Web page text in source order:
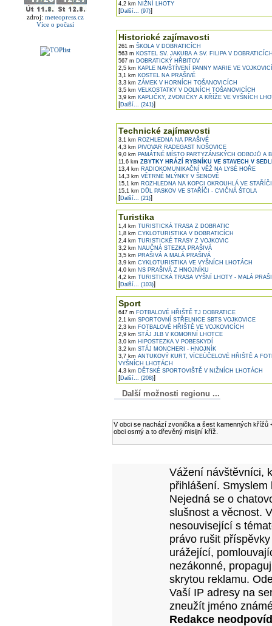
zdroj: meteopress.cz
Více o počasí
4,2 km NIŽNÍ LHOTY
[Další... (97)]
Historické zajímavosti
261 m ŠKOLA V DOBRATICÍCH
563 m KOSTEL SV. JAKUBA A SV. FILIPA V
567 m DOBRATICKÝ HŘBITOV
2,5 km KAPLE NAVŠTÍVENÍ PANNY MARIE VE
3,1 km KOSTEL NA PRAŠIVÉ
3,3 km ZÁMEK V HORNÍCH TOŠANOVICÍCH
3,5 km VELKOSTATKY V DOLNÍCH TOŠANOVICÍCH
3,9 km KAPLIČKY, ZVONIČKY A KŘÍŽE VE VYŠNÍCH
[Další... (241)]
Technické zajímavosti
3,1 km ROZHLEDNA NA PRAŠIVÉ
4,3 km PIVOVAR RADEGAST NOŠOVICE
9,0 km PAMÁTNÉ MÍSTO PARTYZÁNSKÝCH ODBOJŮ A
11,6 km ZBYTKY HRÁZÍ RYBNÍKU VE STAVECH V
13,4 km RADIOKOMUNIKAČNÍ VĚŽ NA LYSÉ HOŘE
14,3 km VĚTRNÉ MLÝNKY V ŠENOVĚ
15,1 km ROZHLEDNA NA KOPCI OKROUHLÁ VE STAŘÍČI
15,1 km DŮL PASKOV VE STAŘÍČI - CVIČNÁ ŠTOLA
[Další... (21)]
Turistika
1,4 km TURISTICKÁ TRASA Z DOBRATIC
1,8 km CYKLOTURISTIKA V DOBRATICÍCH
2,4 km TURISTICKÉ TRASY Z VOJKOVIC
3,2 km NAUČNÁ STEZKA PRAŠIVÁ
3,5 km PRAŠIVÁ A MALÁ PRAŠIVÁ
3,9 km CYKLOTURISTIKA VE VYŠNÍCH LHOTÁCH
4,0 km NS PRAŠIVÁ Z HNOJNÍKU
4,2 km TURISTICKÁ TRASA VYŠNÍ LHOTY - MALÁ
[Další... (103)]
Sport
647 m FOTBALOVÉ HŘIŠTĚ TJ DOBRATICE
2,1 km SPORTOVNÍ STŘELNICE SBTS VOJKOVICE
2,3 km FOTBALOVÉ HŘIŠTĚ VE VOJKOVICÍCH
2,9 km STÁJ JLB V KOMORNÍ LHOTCE
3,0 km HIPOSTEZKA V POBESKYDÍ
3,2 km STÁJ MONCHERI - HNOJNÍK
3,7 km ANTUKOVÝ KURT, VÍCEÚČELOVÉ HŘIŠTĚ A
VYŠNÍCH LHOTÁCH
4,3 km DĚTSKÉ SPORTOVIŠTĚ V NIŽNÍCH LHOTÁCH
[Další... (208)]
Další možnosti regionu ...
V obci se nachází zvonička a šest kamenných
obci osmý a to dřevěný misijní kříž.
Vážení návštěvníci,
přihlášení.
Nejedná se o
slušnost a věcnost.
nesouvisející s
právo rušit
urážející,
nezákonné,
skrytou reklamu.
Vaší IP adresy na
zneužít jméno
Redakce